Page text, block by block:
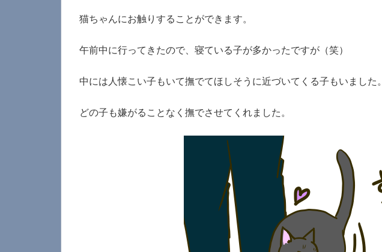
猫ちゃんにお触りすることができます。
午前中に行ってきたので、寝ている子が多かったですが（笑）
中には人懐こい子もいて撫でてほしそうに近づいてくる子もいました。
どの子も嫌がることなく撫でさせてくれました。